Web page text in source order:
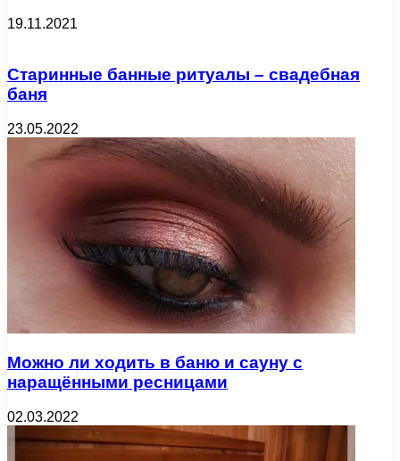
19.11.2021
Старинные банные ритуалы – свадебная
баня
23.05.2022
Можно ли ходить в баню и сауну с
наращёнными ресницами
02.03.2022